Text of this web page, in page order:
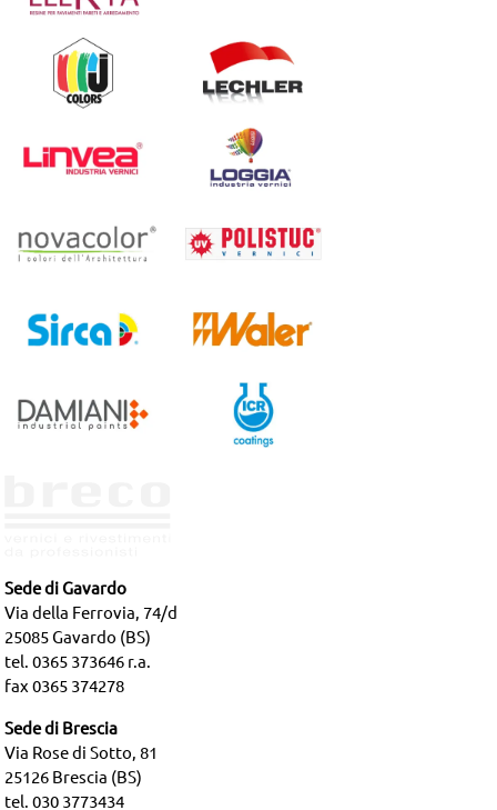
Sede di Gavardo
Via della Ferrovia, 74/d
25085 Gavardo (BS)
tel. 0365 373646 r.a.
fax 0365 374278
Sede di Brescia
Via Rose di Sotto, 81
25126 Brescia (BS)
tel. 030 3773434